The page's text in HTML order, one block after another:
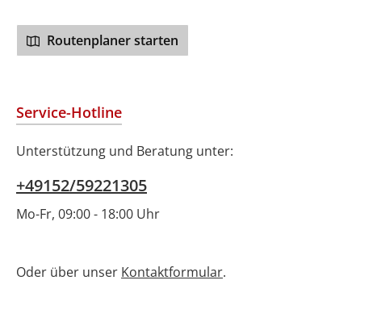
Routenplaner starten
Service-Hotline
Unterstützung und Beratung unter:
+49152/59221305
Mo-Fr, 09:00 - 18:00 Uhr
Oder über unser Kontaktformular.